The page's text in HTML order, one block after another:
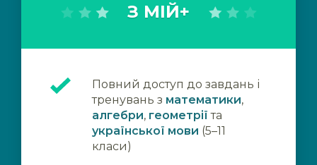
З МІЙ+
Повний доступ до завдань і
тренувань з математики,
алгебри, геометрії та
української мови (5–11
класи)